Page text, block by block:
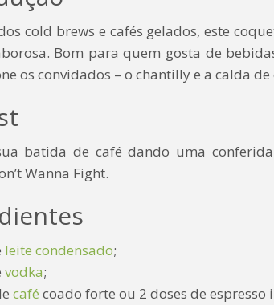
cold brews e cafés gelados, este
Bom para quem gosta de
os convidados – o chantilly e a calda
batida de café dando uma
Wanna Fight.
leite condensado;
vodka;
café coado forte ou 2 doses de espresso